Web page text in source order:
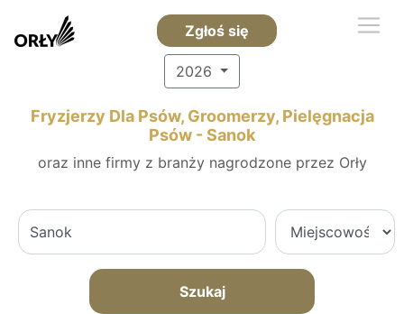
Zgłoś się
2026
Fryzjerzy Dla Psów, Groomerzy, Pielęgnacja
Psów - Sanok
oraz inne firmy z branży nagrodzone przez Orły
Szukaj